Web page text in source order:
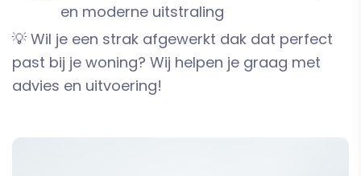
en moderne uitstraling
💡 Wil je een strak afgewerkt dak dat perfect
past bij je woning? Wij helpen je graag met
advies en uitvoering!